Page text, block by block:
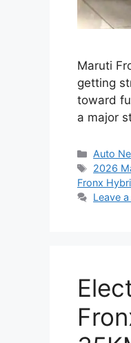
Maruti
getting
toward
a major
Auto
Tags
2026
Fronx
Leave